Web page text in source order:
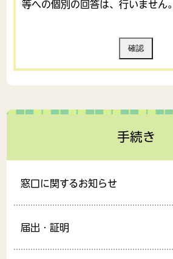
等への個別の回答は、行いません。
手続き
窓口に関するお知らせ
届出・証明